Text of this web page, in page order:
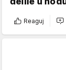
Reaguj